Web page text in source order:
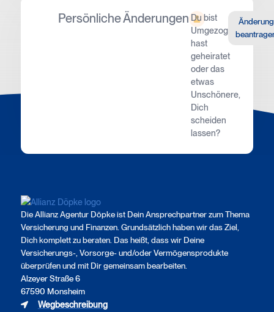
Persönliche Änderungen Du bist
Umgezogen,
hast
geheiratet
oder das
etwas
Unschönere,
Dich
scheiden
lassen?
Änderung
Die Allianz Agentur Döpke ist Dein Ansprechpartner zum Thema
Versicherung und Finanzen. Grundsätzlich haben wir das Ziel,
Dich komplett zu beraten. Das heißt, dass wir Deine
Versicherungs-, Vorsorge- und/oder Vermögensprodukte
überprüfen und mit Dir gemeinsam bearbeiten.
Alzeyer Straße 6
67590 Monsheim
Wegbeschreibung